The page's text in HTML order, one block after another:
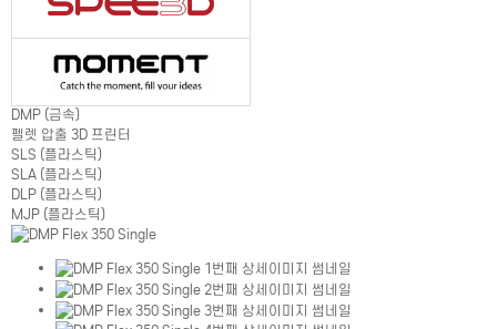
DMP (금속)
펠렛 압출 3D 프린터
SLS (플라스틱)
SLA (플라스틱)
DLP (플라스틱)
MJP (플라스틱)